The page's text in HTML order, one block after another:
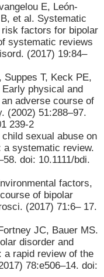
E, León-
et al. Systematic
factors for bipolar
systematic reviews
(2017) 19:84–
T, Keck PE,
physical and
adverse course of
(2002) 51:288–97.
239-2
sexual abuse on
a systematic review.
doi: 10.1111/bdi.
factors,
of bipolar
(2017) 71:6– 17.
JC, Bauer MS.
disorder and
a rapid review of the
78:e506–14. doi: